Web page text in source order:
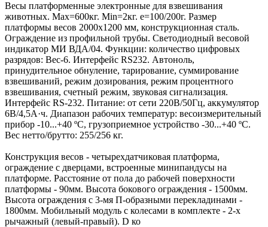
Весы платформенные электронные для взвешивания
животных. Мах=600кг. Min=2кг. е=100/200г. Размер
платформы весов 2000х1200 мм, конструкционная сталь.
Ограждение из профильной трубы. Светодиодный весовой
индикатор МИ ВДА/04. Функции: количество цифровых
разрядов: Вес-6. Интерфейс RS232. Автоноль,
принудительное обнуление, тарирование, суммирование
взвешиваний, режим дозирования, режим процентного
взвешивания, счетный режим, звуковая сигнализация.
Интерфейс RS-232. Питание: от сети 220В/50Гц, аккумулятор
6В/4,5А·ч. Диапазон рабочих температур: весоизмерительный
прибор -10...+40 ºС, грузоприемное устройство -30...+40 ºС.
Вес нетто/брутто: 255/256 кг.
Конструкция весов - четырехдатчиковая платформа,
ограждение с дверцами, встроенные минипандусы на
платформе. Расстояние от пола до рабочей поверхности
платформы - 90мм. Высота бокового ограждения - 1500мм.
Высота ограждения с 3-мя П-образными перекладинами -
1800мм. Мобильный модуль с колесами в комплекте - 2-х
рычажный (левый-правый). D ко